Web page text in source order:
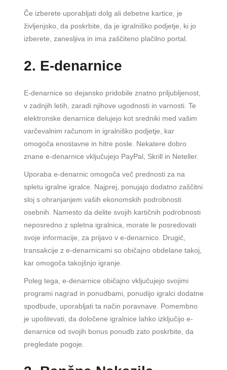
Če izberete uporabljati dolg ali debetne kartice, je
življenjsko, da poskrbite, da je igralniško podjetje, ki jo
izberete, zanesljiva in ima zaščiteno plačilno portal.
2. E-denarnice
E-denarnice so dejansko pridobile znatno priljubljenost,
v zadnjih letih, zaradi njihove ugodnosti in varnosti. Te
elektronske denarnice delujejo kot sredniki med vašim
varčevalnim računom in igralniško podjetje, kar
omogoča enostavne in hitre posle. Nekatere dobro
znane e-denarnice vključujejo PayPal, Skrill in Neteller.
Uporaba e-denarnic omogoča več prednosti za na
spletu igralne igralce. Najprej, ponujajo dodatno zaščitni
sloj s ohranjanjem vaših ekonomskih podrobnosti
osebnih. Namesto da delite svojih kartičnih podrobnosti
neposredno z spletna igralnica, morate le posredovati
svoje informacije, za prijavo v e-denarnico. Drugič,
transakcije z e-denarnicami so običajno obdelane takoj,
kar omogoča takojšnjo igranje.
Poleg tega, e-denarnice običajno vključujejo svojimi
programi nagrad in ponudbami, ponudijo igralci dodatne
spodbude, uporabljati ta način poravnave. Pomembno
je upoštevati, da določene igralnice lahko izključijo e-
denarnice od svojih bonus ponudb zato poskrbite, da
pregledate pogoje.